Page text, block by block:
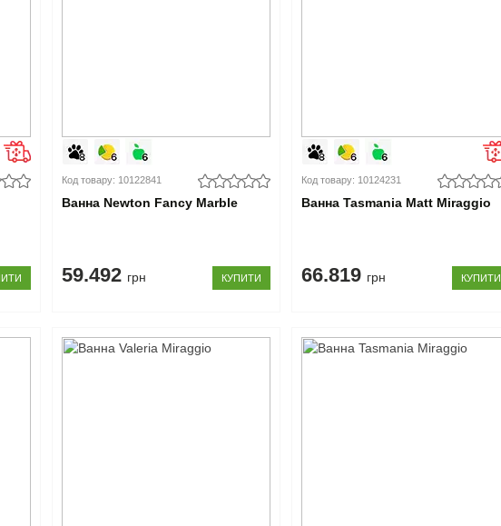
Код товару: 10122841
Ванна Newton Fancy Marble
59.492 грн КУПИТИ
Код товару: 10124231
Ванна Tasmania Matt Miraggio
66.819 грн КУПИТИ